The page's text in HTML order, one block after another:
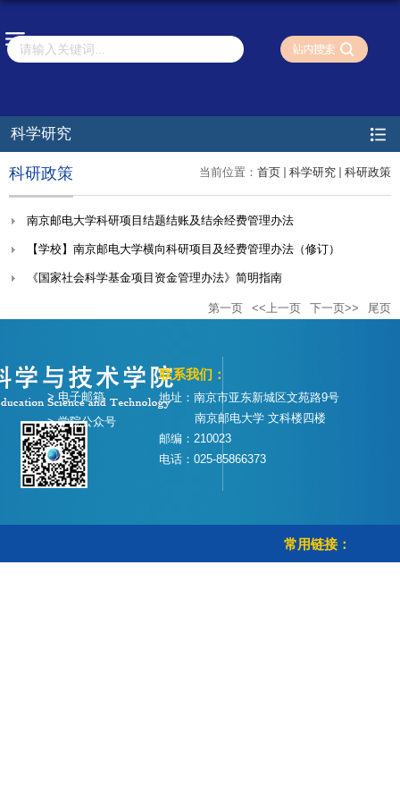
科学研究
当前位置： 首页 科学研究 科研政策
科研政策
南京邮电大学科研项目结题结账及结余经费管理办法
【学校】南京邮电大学横向科研项目及经费管理办法（修订）
《国家社会科学基金项目资金管理办法》简明指南
第一页 <<上一页 下一页>> 尾页
联系我们：
地址：南京市亚东新城区文苑路9号
南京邮电大学 文科楼四楼
邮编：210023
电话：025-85866373
> 电子邮箱
> 学院公众号
常用链接：